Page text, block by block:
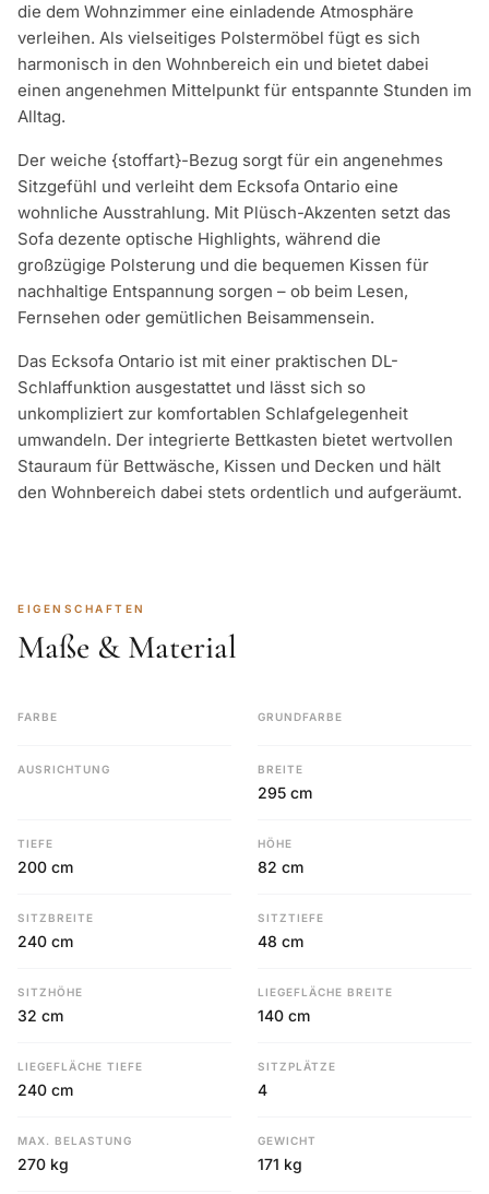
die dem Wohnzimmer eine einladende Atmosphäre
verleihen. Als vielseitiges Polstermöbel fügt es sich
harmonisch in den Wohnbereich ein und bietet dabei
einen angenehmen Mittelpunkt für entspannte Stunden im
Alltag.
Der weiche {stoffart}-Bezug sorgt für ein angenehmes
Sitzgefühl und verleiht dem Ecksofa Ontario eine
wohnliche Ausstrahlung. Mit Plüsch-Akzenten setzt das
Sofa dezente optische Highlights, während die
großzügige Polsterung und die bequemen Kissen für
nachhaltige Entspannung sorgen – ob beim Lesen,
Fernsehen oder gemütlichen Beisammensein.
Das Ecksofa Ontario ist mit einer praktischen DL-
Schlaffunktion ausgestattet und lässt sich so
unkompliziert zur komfortablen Schlafgelegenheit
umwandeln. Der integrierte Bettkasten bietet wertvollen
Stauraum für Bettwäsche, Kissen und Decken und hält
den Wohnbereich dabei stets ordentlich und aufgeräumt.
EIGENSCHAFTEN
Maße & Material
FARBE GRUNDFARBE
AUSRICHTUNG BREITE
295 cm
TIEFE
200 cm
HÖHE
82 cm
SITZBREITE
240 cm
SITZTIEFE
48 cm
SITZHÖHE
32 cm
LIEGEFLÄCHE BREITE
140 cm
LIEGEFLÄCHE TIEFE
240 cm
SITZPLÄTZE
4
MAX. BELASTUNG
270 kg
GEWICHT
171 kg